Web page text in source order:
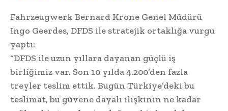
Fahrzeugwerk Bernard Krone Genel Müdürü
Ingo Geerdes, DFDS ile stratejik ortaklığa vurgu
yaptı:
“DFDS ile uzun yıllara dayanan güçlü iş
birliğimiz var. Son 10 yılda 4.200’den fazla
treyler teslim ettik. Bugün Türkiye’deki bu
teslimat, bu güvene dayalı ilişkinin ne kadar